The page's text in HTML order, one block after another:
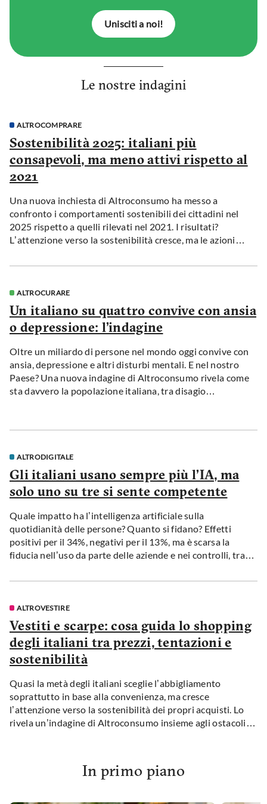
Unisciti a noi!
Le nostre indagini
ALTROCOMPRARE
Sostenibilità 2025: italiani più
consapevoli, ma meno attivi rispetto al
2021
Una nuova inchiesta di Altroconsumo ha messo a
confronto i comportamenti sostenibili dei cittadini nel
2025 rispetto a quelli rilevati nel 2021. I risultati?
L’attenzione verso la sostenibilità cresce, ma le azioni
elevati, mancanza di alternative e scarsa informazione.
ALTROCURARE
Un italiano su quattro convive con ansia
o depressione: l’indagine
Oltre un miliardo di persone nel mondo oggi convive con
ansia, depressione e altri disturbi mentali. E nel nostro
Paese? Una nuova indagine di Altroconsumo rivela come
sta davvero la popolazione italiana, tra disagio
ALTRODIGITALE
Gli italiani usano sempre più l’IA, ma
solo uno su tre si sente competente
Quale impatto ha l’intelligenza artificiale sulla
quotidianità delle persone? Quanto si fidano? Effetti
positivi per il 34%, negativi per il 13%, ma è scarsa la
fiducia nell’uso da parte delle aziende e nei controlli, tra
tra cittadini.
ALTROVESTIRE
Vestiti e scarpe: cosa guida lo shopping
degli italiani tra prezzi, tentazioni e
sostenibilità
Quasi la metà degli italiani sceglie l’abbigliamento
soprattutto in base alla convenienza, ma cresce
l’attenzione verso la sostenibilità dei propri acquisti. Lo
rivela un’indagine di Altroconsumo insieme agli ostacoli
In primo piano